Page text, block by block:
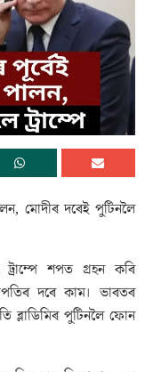
মোদীৰ দৰেই পুটিনলৈ
ট্ৰাম্পে শপত গ্ৰহন কৰি
দৰে কাম। ভাৰতৰ
ব্লাডিমিৰ পুটিনলৈ ফোন